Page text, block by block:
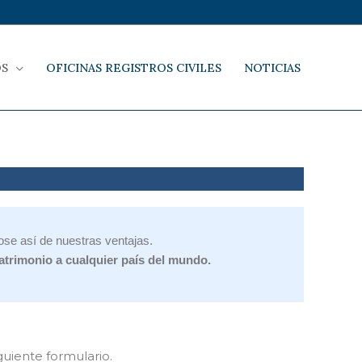
OFICINAS REGISTROS CIVILES NOTICIAS
así de nuestras ventajas.
a cualquier país del mundo.
formulario.